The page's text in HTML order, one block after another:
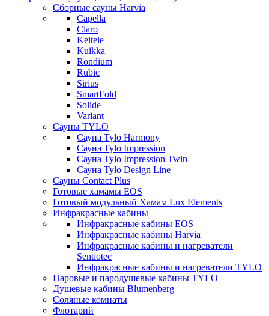
Сборные сауны Harvia
Capella
Claro
Keitele
Kuikka
Rondium
Rubic
Sirius
SmartFold
Solide
Variant
Сауны TYLO
Сауна Tylo Harmony
Сауна Tylo Impression
Сауна Tylo Impression Twin
Сауна Tylo Design Line
Сауны Contact Plus
Готовые хамамы EOS
Готовый модульный Хамам Lux Elements
Инфракрасные кабины
Инфракрасные кабины EOS
Инфракрасные кабины Harvia
Инфракрасные кабины и нагреватели
Sentiotec
Инфракрасные кабины и нагреватели TYLO
Паровые и пародушевые кабины TYLO
Душевые кабины Blumenberg
Соляные комнаты
Флотарий